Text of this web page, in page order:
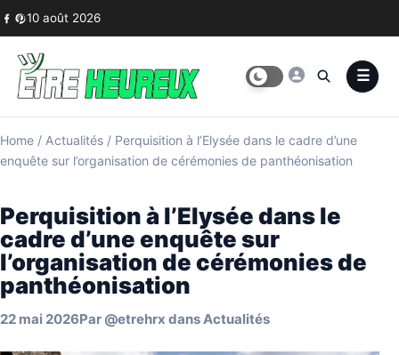
Skip to content
10 août 2026
Home / Actualités / Perquisition à l’Elysée dans le cadre d’une
enquête sur l’organisation de cérémonies de panthéonisation
Perquisition à l’Elysée dans le
cadre d’une enquête sur
l’organisation de cérémonies de
panthéonisation
22 mai 2026Par @etrehrx dansActualités